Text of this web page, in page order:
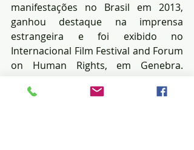
manifestações no Brasil em 2013,
ganhou destaque na imprensa
estrangeira e foi exibido no
Internacional Film Festival and Forum
on Human Rights, em Genebra.
primeiro longa-metragem autoral.